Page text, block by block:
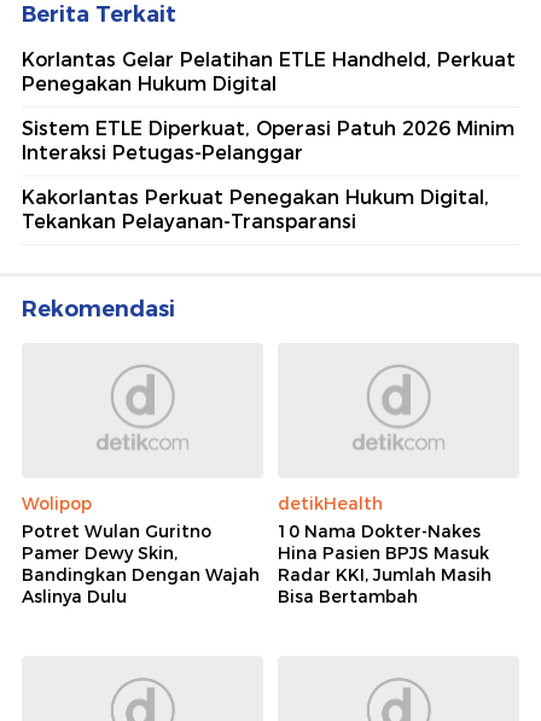
Berita Terkait
Korlantas Gelar Pelatihan ETLE Handheld, Perkuat
Penegakan Hukum Digital
Sistem ETLE Diperkuat, Operasi Patuh 2026 Minim
Interaksi Petugas-Pelanggar
Kakorlantas Perkuat Penegakan Hukum Digital,
Tekankan Pelayanan-Transparansi
Rekomendasi
Wolipop
Potret Wulan Guritno
Pamer Dewy Skin,
Bandingkan Dengan Wajah
Aslinya Dulu
detikHealth
10 Nama Dokter-Nakes
Hina Pasien BPJS Masuk
Radar KKI, Jumlah Masih
Bisa Bertambah